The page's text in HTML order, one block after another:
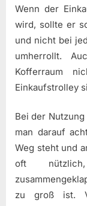
Wenn der
wird, sollte er
und nicht bei
umherrollt.
Kofferraum
Einkaufstrolley
Bei der
man darauf
Weg steht und
oft
zu groß ist.